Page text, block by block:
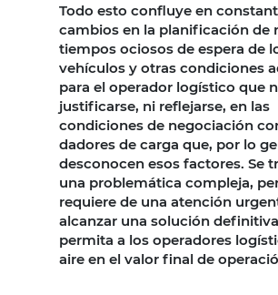
Todo esto confluye en
cambios en la planificación de
tiempos ociosos de espera de
vehículos y otras condiciones
para el operador logístico que
justificarse, ni reflejarse, en las
condiciones de negociación
dadores de carga que, por lo
desconocen esos factores. Se
una problemática compleja,
requiere de una atención
alcanzar una solución
permita a los operadores
aire en el valor final de